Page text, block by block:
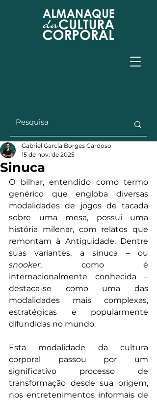
Sinuca
Gabriel Garcia Borges Cardoso
15 de nov. de 2025
O bilhar, entendido como termo
genérico que engloba diversas
modalidades de jogos de tacada
sobre uma mesa, possui uma
história milenar, com relatos que
remontam à Antiguidade. Dentre
snooker, como é
internacionalmente conhecida –
destaca-se como uma das
modalidades mais complexas,
estratégicas e popularmente
difundidas no mundo.
Esta modalidade da cultura
corporal passou por um
significativo processo de
transformação desde sua origem,
nos entretenimentos informais de